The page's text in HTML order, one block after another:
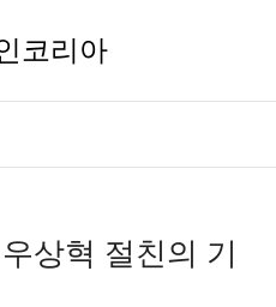
코리아
상혁 절친의 기